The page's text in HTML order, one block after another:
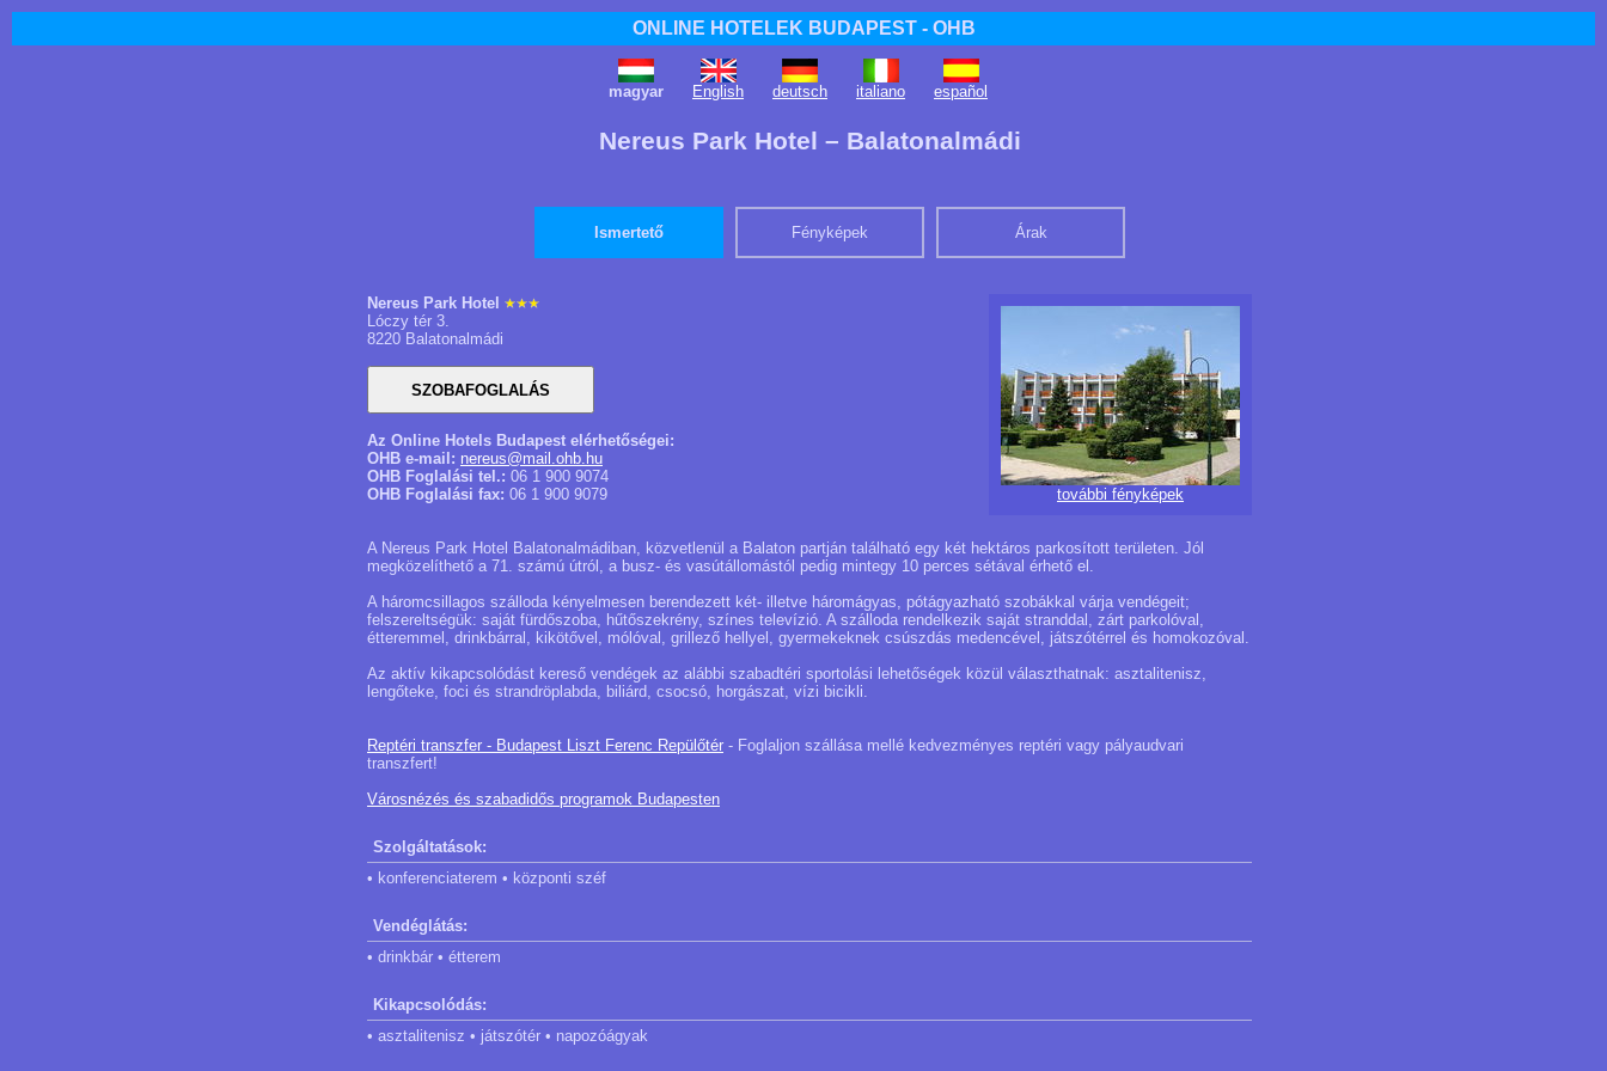
ONLINE HOTELEK BUDAPEST - OHB
magyar English deutsch italiano español
Nereus Park Hotel – Balatonalmádi
Ismertető Fényképek Árak
további fényképek
Nereus Park Hotel
Lóczy tér 3.
8220 Balatonalmádi
Az Online Hotels Budapest elérhetőségei:
OHB e-mail: nereus@mail.ohb.hu
OHB Foglalási tel.: 06 1 900 9074
OHB Foglalási fax: 06 1 900 9079
A Nereus Park Hotel Balatonalmádiban, közvetlenül a Balaton partján található egy két hektáros parkosított területen. Jól
megközelíthető a 71. számú útról, a busz- és vasútállomástól pedig mintegy 10 perces sétával érhető el.
A háromcsillagos szálloda kényelmesen berendezett két- illetve háromágyas, pótágyazható szobákkal várja vendégeit;
felszereltségük: saját fürdőszoba, hűtőszekrény, színes televízió. A szálloda rendelkezik saját stranddal, zárt parkolóval,
étteremmel, drinkbárral, kikötővel, mólóval, grillező hellyel, gyermekeknek csúszdás medencével, játszótérrel és homokozóval.
Az aktív kikapcsolódást kereső vendégek az alábbi szabadtéri sportolási lehetőségek közül választhatnak: asztalitenisz,
lengőteke, foci és strandröplabda, biliárd, csocsó, horgászat, vízi bicikli.
Reptéri transzfer - Budapest Liszt Ferenc Repülőtér - Foglaljon szállása mellé kedvezményes reptéri vagy pályaudvari
transzfert!
Városnézés és szabadidős programok Budapesten
Szolgáltatások:
• konferenciaterem • központi széf
Vendéglátás:
• drinkbár • étterem
Kikapcsolódás:
• asztalitenisz • játszótér • napozóágyak